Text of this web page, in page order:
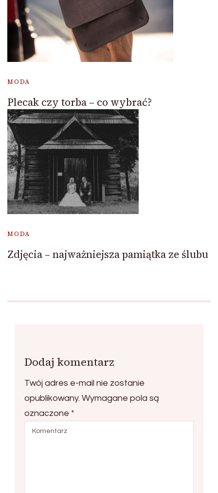
MODA
Plecak czy torba – co wybrać?
MODA
Zdjęcia – najważniejsza pamiątka ze ślubu
Dodaj komentarz
Twój adres e-mail nie zostanie
opublikowany. Wymagane pola są
oznaczone *